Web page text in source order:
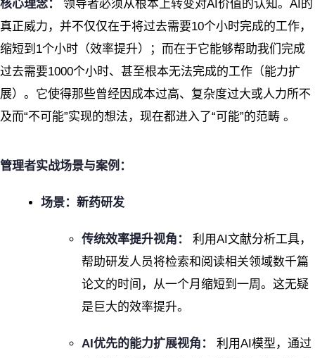
核心理念：
领导者必须从根本上转变对AI价值的认知。AI的
真正威力，并不仅仅在于将过去需要10个小时完成的工作，
缩短到1个小时（效率提升）；而在于它能够帮助我们完成
过去需要1000个小时、甚至根本无法完成的工作（能力扩
展）。它使得那些曾经因成本过高、复杂度过大或人力所不
及而“不可能”实现的想法，现在都进入了“可能”的范畴 。
管理者实战场景与案例：
场景：新药研发
传统效率提升视角：
利用AI文献分析工具，
帮助研发人员将检索和阅读相关领域数千篇
论文的时间，从一个月缩短到一周。这无疑
是巨大的效率提升。
AI优先的能力扩展视角：
利用AI模型，通过